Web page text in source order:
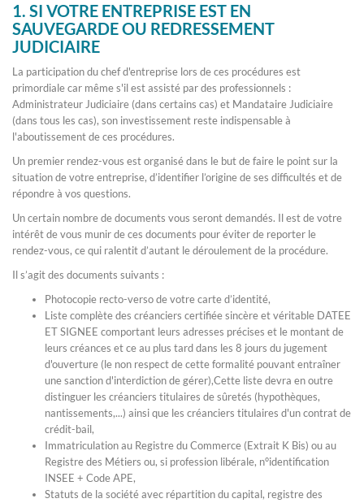
1. SI VOTRE ENTREPRISE EST EN
SAUVEGARDE OU REDRESSEMENT
JUDICIAIRE
La participation du chef d'entreprise lors de ces procédures est
primordiale car même s'il est assisté par des professionnels :
Administrateur Judiciaire (dans certains cas) et Mandataire Judiciaire
(dans tous les cas), son investissement reste indispensable à
l'aboutissement de ces procédures.
Un premier rendez-vous est organisé dans le but de faire le point sur la
situation de votre entreprise, d’identifier l’origine de ses difficultés et de
répondre à vos questions.
Un certain nombre de documents vous seront demandés. Il est de votre
intérêt de vous munir de ces documents pour éviter de reporter le
rendez-vous, ce qui ralentit d’autant le déroulement de la procédure.
Il s’agit des documents suivants :
Photocopie recto-verso de votre carte d’identité,
Liste complète des créanciers certifiée sincère et véritable DATEE
ET SIGNEE comportant leurs adresses précises et le montant de
leurs créances et ce au plus tard dans les 8 jours du jugement
d'ouverture (le non respect de cette formalité pouvant entraîner
une sanction d'interdiction de gérer),Cette liste devra en outre
distinguer les créanciers titulaires de sûretés (hypothèques,
nantissements,...) ainsi que les créanciers titulaires d'un contrat de
crédit-bail,
Immatriculation au Registre du Commerce (Extrait K Bis) ou au
Registre des Métiers ou, si profession libérale, n°identification
INSEE + Code APE,
Statuts de la société avec répartition du capital, registre des